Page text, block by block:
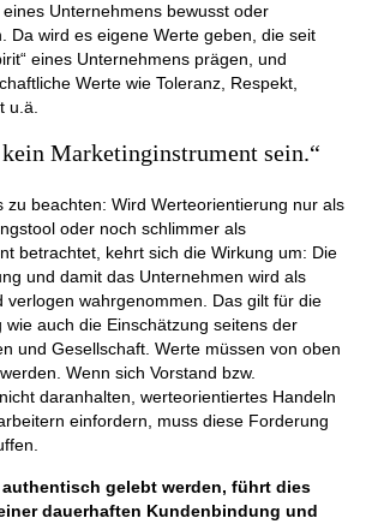
Unternehmens bewusst oder
Da wird es eigene Werte geben, die seit
eines Unternehmens prägen, und
Werte wie Toleranz, Respekt,
u.ä.
Marketinginstrument sein.“
zu beachten: Wird Werteorientierung nur als
oder noch schlimmer als
betrachtet, kehrt sich die Wirkung um: Die
und damit das Unternehmen wird als
verlogen wahrgenommen. Das gilt für die
wie auch die Einschätzung seitens der
und Gesellschaft. Werte müssen von oben
Wenn sich Vorstand bzw.
daranhalten, werteorientiertes Handeln
einfordern, muss diese Forderung
authentisch gelebt werden, führt dies
dauerhaften Kundenbindung und